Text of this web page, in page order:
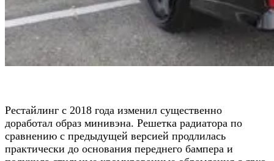
Рестайлинг с 2018 года изменил существенно
доработал образ минивэна. Решетка радиатора по
сравнению с предыдущей версией продлилась
практически до основания переднего бампера и